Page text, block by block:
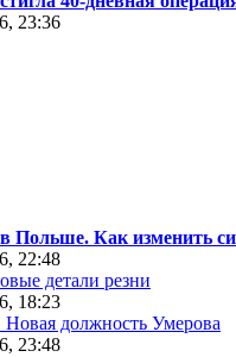
23:36
Польше. Как изменить
22:48
детали резни
18:23
должность Умерова
23:48